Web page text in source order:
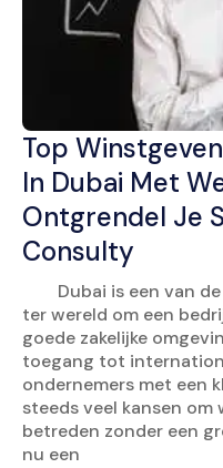
Top
In Dubai Met
Ontgrendel Je
Consulty
Dubai is een van de
ter wereld om een
goede zakelijke
toegang tot
ondernemers met een
steeds veel kansen
betreden zonder een
nu een